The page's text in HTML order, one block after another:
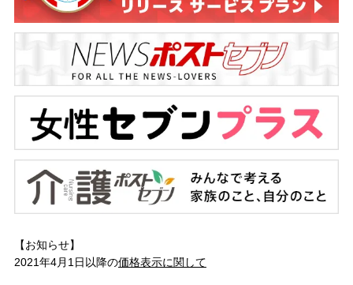
【お知らせ】
2021年4月1日以降の価格表示に関して